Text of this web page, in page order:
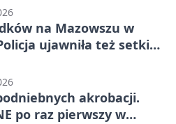
na Mazowszu w
ujawniła też setki
akrobacji.
po raz pierwszy w